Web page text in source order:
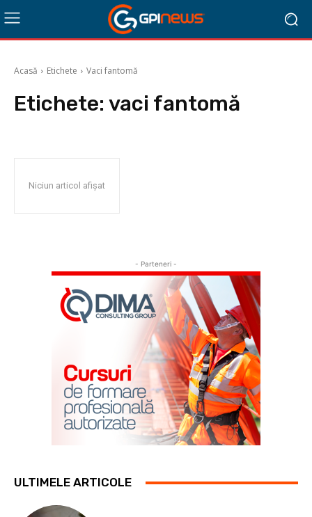
Acasă Etichete Vaci fantomă
Etichete: vaci fantomă
Niciun articol afișat
- Parteneri -
ULTIMELE ARTICOLE